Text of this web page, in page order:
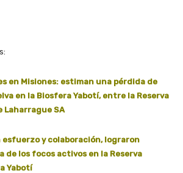
en Misiones: estiman una pérdida de
en la Biosfera Yabotí, entre la Reserva
Laharrague SA
esfuerzo y colaboración, lograron
de los focos activos en la Reserva
Yabotí